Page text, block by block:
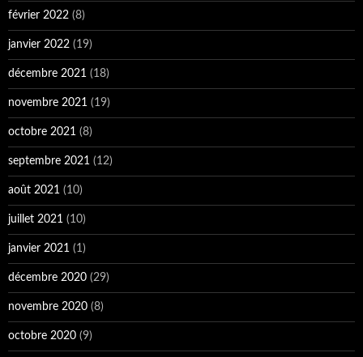
février 2022 (8)
janvier 2022 (19)
décembre 2021 (18)
novembre 2021 (19)
octobre 2021 (8)
septembre 2021 (12)
août 2021 (10)
juillet 2021 (10)
janvier 2021 (1)
décembre 2020 (29)
novembre 2020 (8)
octobre 2020 (9)